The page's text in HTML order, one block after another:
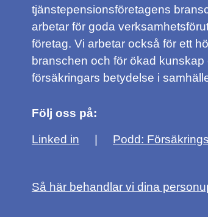
tjänstepensionsföretagens
arbetar för goda
företag. Vi arbetar också för ett
branschen och för ökad kunskap
försäkringars betydelse i
Följ oss på:
Linked in Podd:
Så här behandlar vi dina